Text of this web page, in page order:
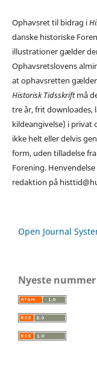
Ophavsret til bidrag i
danske historiske
illustrationer gælder
Ophavsretslovens
at ophavsretten
Historisk Tidsskriftmå
tre år, frit downloades,
kildeangivelse) i privat
ikke helt eller delvis
form, uden tilladelse
Forening.
redaktion på
Open Journal
Nyeste nummer